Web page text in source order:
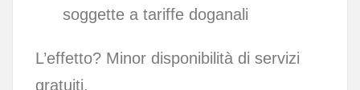
soggette a tariffe doganali
L’effetto? Minor disponibilità di servizi
gratuiti.